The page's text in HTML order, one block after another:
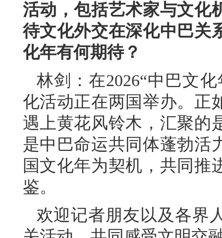
活动，包括艺术家与文化
待文化外交在深化中巴关
化年有何期待？
林剑：在2026“中巴文
化活动正在两国举办。正
遇上黄花风铃木，汇聚的
是中巴命运共同体蓬勃活
国文化年为契机，共同推
鉴。
欢迎记者朋友以及各界